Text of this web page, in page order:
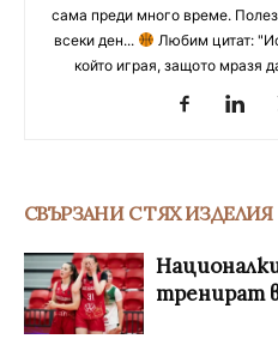
сама преди много време.
всеки ден...
Любим цитат:
който играя, защото мразя
СВЪРЗАНИ С ТЯХ ИЗДЕЛИЯ
тренират